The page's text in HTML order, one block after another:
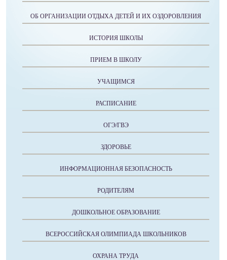
ОБ ОРГАНИЗАЦИИ ОТДЫХА ДЕТЕЙ И ИХ ОЗДОРОВЛЕНИЯ
ИСТОРИЯ ШКОЛЫ
ПРИЕМ В ШКОЛУ
УЧАЩИМСЯ
РАСПИСАНИЕ
ОГЭ/ГВЭ
ЗДОРОВЬЕ
ИНФОРМАЦИОННАЯ БЕЗОПАСНОСТЬ
РОДИТЕЛЯМ
ДОШКОЛЬНОЕ ОБРАЗОВАНИЕ
ВСЕРОССИЙСКАЯ ОЛИМПИАДА ШКОЛЬНИКОВ
ОХРАНА ТРУДА